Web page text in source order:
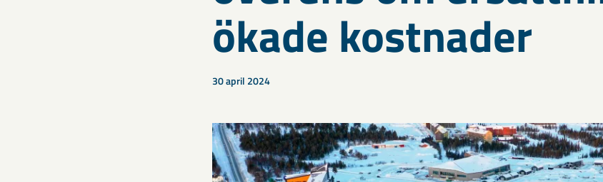
ökade kostnader
30 april 2024